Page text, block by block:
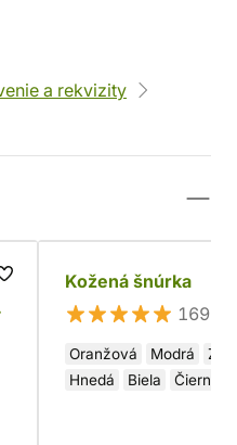
a rekvizity
Kožená šnúrka
169×
Oranžová Modrá
Hnedá
Biela
Čierna